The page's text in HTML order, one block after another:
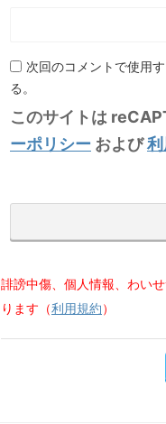
次回のコメントで使用
る。
このサイトは
ーポリシー および
誹謗中傷、個人情報、わい
ります（利用規約）